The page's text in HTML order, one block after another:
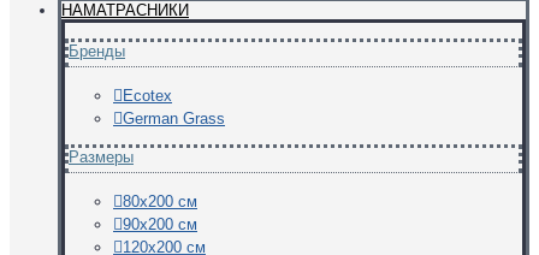
НАМАТРАСНИКИ
Бренды
Ecotex
German Grass
Размеры
80х200 см
90х200 см
120х200 см